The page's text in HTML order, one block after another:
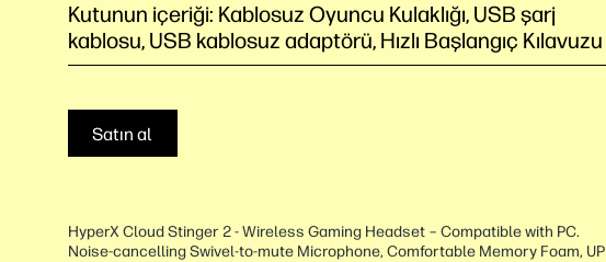
Kutunun içeriği: Kablosuz Oyuncu Kulaklığı, USB şarj
kablosu, USB kablosuz adaptörü, Hızlı Başlangıç Kılavuzu
Satın al
HyperX Cloud Stinger 2 - Wireless Gaming Headset – Compatible with PC.
Noise-cancelling Swivel-to-mute Microphone, Comfortable Memory Foam, UP